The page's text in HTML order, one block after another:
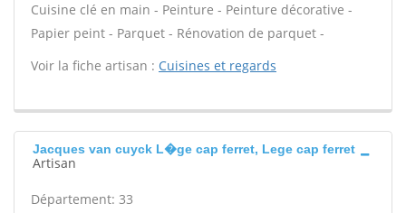
Cuisine clé en main - Peinture - Peinture décorative -
Papier peint - Parquet - Rénovation de parquet -
Voir la fiche artisan : Cuisines et regards
Jacques van cuyck L�ge cap ferret, Lege cap ferret
Artisan
Département: 33